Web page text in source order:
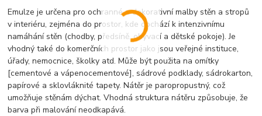
Emulze je určena pro ochranné a dekorativní malby stěn a stropů
v interiéru, zejména do prostor, kde dochází k intenzivnímu
namáhání stěn (chodby, předsíně, obývací a dětské pokoje). Je
vhodný také do komerčních prostor jako jsou veřejné instituce,
úřady, nemocnice, školky atd. Může být použita na omítky
[cementové a vápenocementové], sádrové podklady, sádrokarton,
papírové a sklovláknité tapety. Nátěr je paropropustný, což
umožňuje stěnám dýchat. Vhodná struktura nátěru způsobuje, že
barva při malování neodkapává.